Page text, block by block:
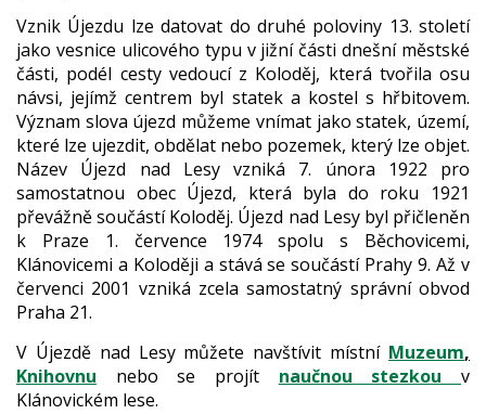
Vznik Újezdu lze datovat do druhé poloviny 13. století
jako vesnice ulicového typu v jižní části dnešní městské
části, podél cesty vedoucí z Koloděj, která tvořila osu
návsi, jejímž centrem byl statek a kostel s hřbitovem.
Význam slova újezd můžeme vnímat jako statek, území,
které lze ujezdit, obdělat nebo pozemek, který lze objet.
Název Újezd nad Lesy vzniká 7. února 1922 pro
samostatnou obec Újezd, která byla do roku 1921
převážně součástí Koloděj. Újezd nad Lesy byl přičleněn
k Praze 1. července 1974 spolu s Běchovicemi,
Klánovicemi a Koloději a stává se součástí Prahy 9. Až v
červenci 2001 vzniká zcela samostatný správní obvod
Praha 21.
V Újezdě nad Lesy můžete navštívit místní Muzeum,
Knihovnu nebo se projít naučnou stezkouv
Klánovickém lese.